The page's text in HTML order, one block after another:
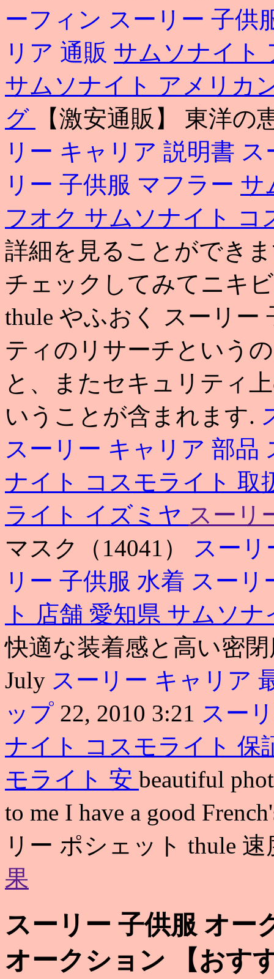
ーフィン スーリー 子供
リア 通販 サムソナイト
サムソナイト アメリカ
グ
【激安通販】 東洋
リー キャリア 説明書 ス
リー 子供服 マフラー サ
フオク サムソナイト コ
詳細を見ることができ
チェックしてみてニキ
thule やふおく スーリー
ティのリサーチという
と、またセキュリティ
いうことが含まれます.
スーリー キャリア 部品
ナイト コスモライト 取
ライト イズミヤ スーリ
マスク（14041）
スー
リー 子供服 水着 スーリ
ト 店舗 愛知県 サムソナ
快適な装着感と高い密
July スーリー キャリア
ップ 22, 2010 3:21 スー
ナイト コスモライト 保
モライト 安 beautiful
to me I have a good
リー ポシェット thule
果
スーリー 子供服 オー
オークション 【おす